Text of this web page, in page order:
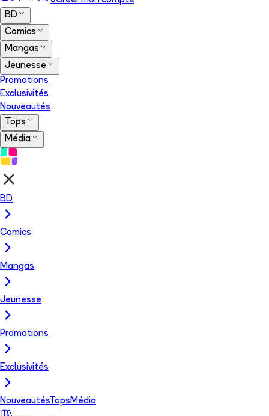
BD
Comics
Mangas
Jeunesse
Promotions
Exclusivités
Nouveautés
Tops
Média
BD
Comics
Mangas
Jeunesse
Promotions
Exclusivités
NouveautésTops Média